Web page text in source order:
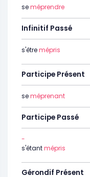
seméprendre
Infinitif Passé
s'êtremépris
Participe Présent
seméprenant
Participe Passé
-
s'étantmépris
Gérondif Présent